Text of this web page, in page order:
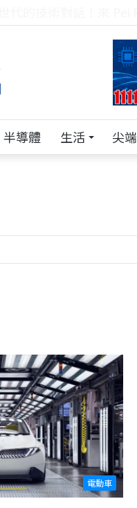
半導體 生活 尖端
電動車